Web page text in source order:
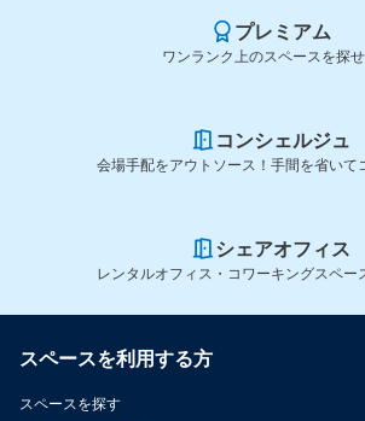
プレミアム
ワンランク上のスペースを探
コンシェルジュ
会場手配をアウトソース！手間を省いて
シェアオフィス
レンタルオフィス・コワーキングスペー
スペースを利用する方
スペースを探す